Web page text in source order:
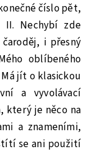
číslo pět,
II. Nechybí zde
i přesný
oblíbeného
jít o klasickou
a vyvolávací
který je něco na
a znameními,
se ani použití